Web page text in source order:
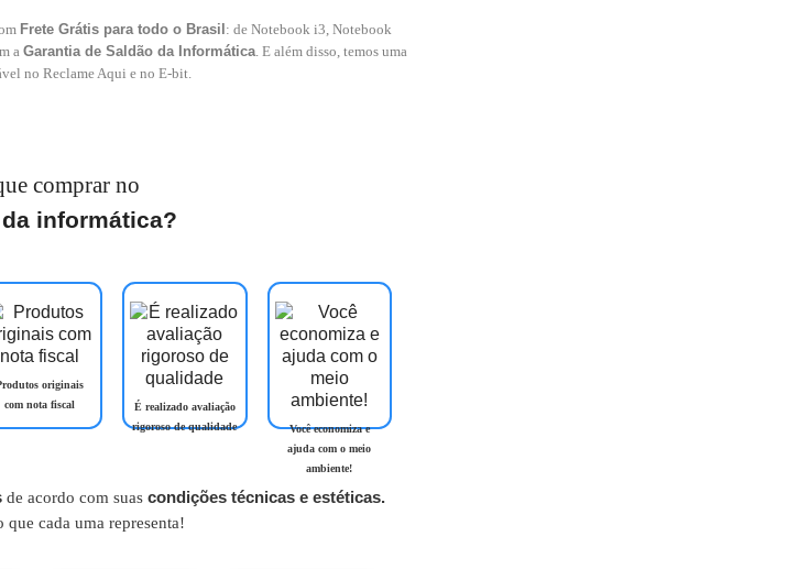
Frete Grátis para todo o Brasil : de Notebook i3, Notebook
aGarantia de Saldão da Informática. E além disso, temos uma
no Reclame Aqui e no E-bit.
comprar no
informática?
originais
com nota fiscal
É realizado avaliação
rigoroso de qualidade
Você economiza e
ajuda com o meio
ambiente!
de acordo com suas condições técnicas e estéticas.
que cada uma representa!